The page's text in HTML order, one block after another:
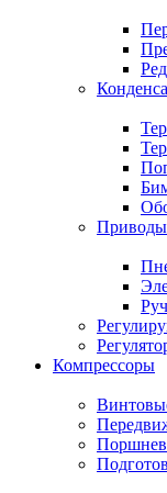
Приводы
Компрессоры